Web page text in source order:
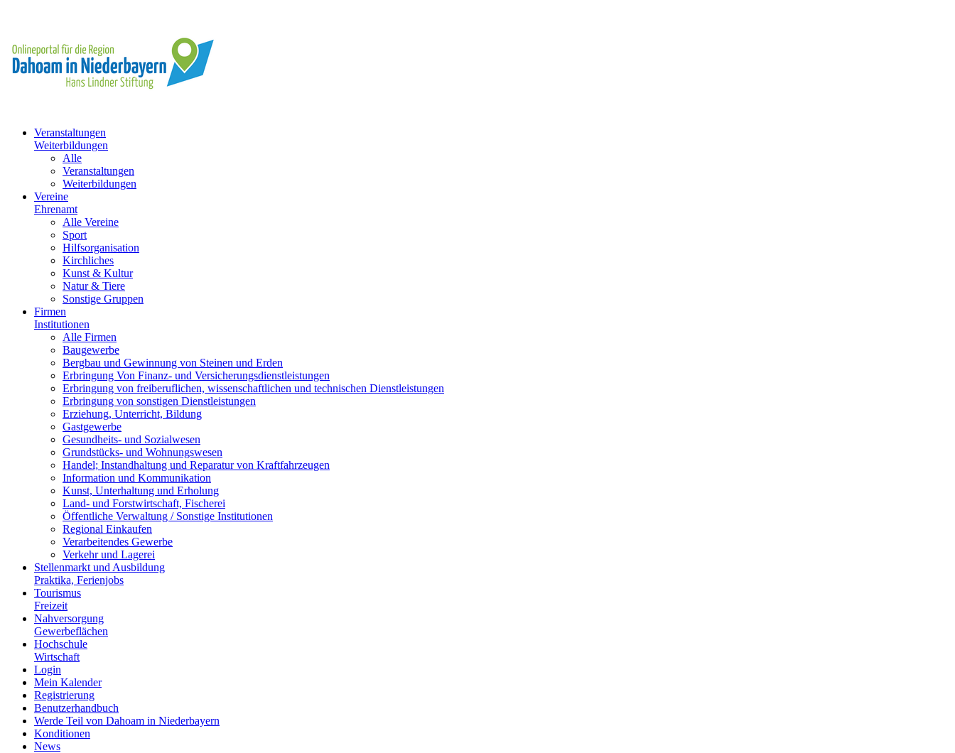
Veranstaltungen
Weiterbildungen
Alle
Veranstaltungen
Weiterbildungen
Vereine
Ehrenamt
Alle Vereine
Sport
Hilfsorganisation
Kirchliches
Kunst & Kultur
Natur & Tiere
Sonstige Gruppen
Firmen
Institutionen
Alle Firmen
Baugewerbe
Bergbau und Gewinnung von Steinen und Erden
Erbringung Von Finanz- und Versicherungsdienstleistungen
Erbringung von freiberuflichen, wissenschaftlichen und technischen Dienstleistungen
Erbringung von sonstigen Dienstleistungen
Erziehung, Unterricht, Bildung
Gastgewerbe
Gesundheits- und Sozialwesen
Grundstücks- und Wohnungswesen
Handel; Instandhaltung und Reparatur von Kraftfahrzeugen
Information und Kommunikation
Kunst, Unterhaltung und Erholung
Land- und Forstwirtschaft, Fischerei
Öffentliche Verwaltung / Sonstige Institutionen
Regional Einkaufen
Verarbeitendes Gewerbe
Verkehr und Lagerei
Stellenmarkt und Ausbildung
Praktika, Ferienjobs
Tourismus
Freizeit
Nahversorgung
Gewerbeflächen
Hochschule
Wirtschaft
Login
Mein Kalender
Registrierung
Benutzerhandbuch
Werde Teil von Dahoam in Niederbayern
Konditionen
News